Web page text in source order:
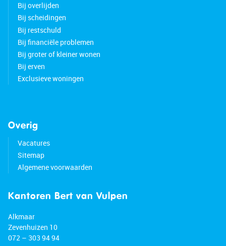
Bij overlijden
Bij scheidingen
Bij restschuld
Bij financiële problemen
Bij groter of kleiner wonen
Bij erven
Exclusieve woningen
Overig
Vacatures
Sitemap
Algemene voorwaarden
Kantoren Bert van Vulpen
Alkmaar
Zevenhuizen 10
072 – 303 94 94